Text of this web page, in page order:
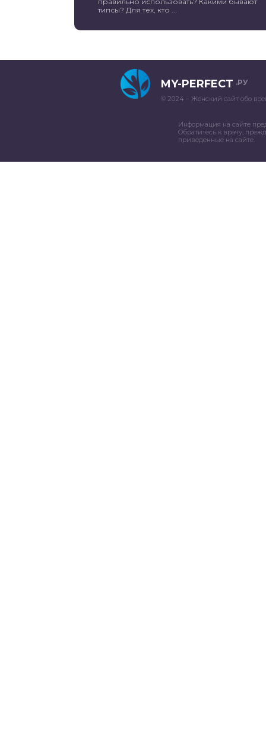
типсы? Для тех, кто ...
MY-PERFECT .РУ
© 2024 – Женский сайт обо
Информация на сайте
Обратитесь к врачу,
приведенные на сайте.